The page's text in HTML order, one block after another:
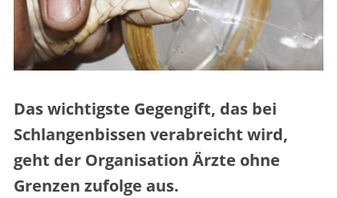
Das wichtigste Gegengift, das bei
Schlangenbissen verabreicht wird,
geht der Organisation Ärzte ohne
Grenzen zufolge aus.